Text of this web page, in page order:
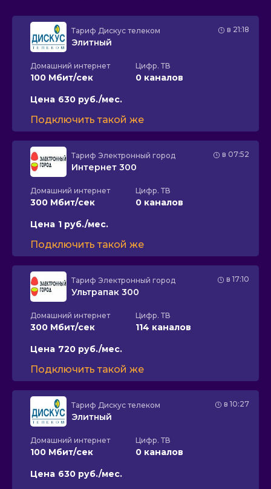
в 21:18
Тариф Дискус телеком
Элитный
Домашний интернет
100 Мбит/сек
Цифр. ТВ
0 каналов
Цена 630 руб./мес.
Подключить такой же
в 07:52
Тариф Электронный город
Интернет 300
Домашний интернет
300 Мбит/сек
Цифр. ТВ
0 каналов
Цена 1 руб./мес.
Подключить такой же
в 17:10
Тариф Электронный город
Ультрапак 300
Домашний интернет
300 Мбит/сек
Цифр. ТВ
114 каналов
Цена 720 руб./мес.
Подключить такой же
в 10:27
Тариф Дискус телеком
Элитный
Домашний интернет
100 Мбит/сек
Цифр. ТВ
0 каналов
Цена 630 руб./мес.